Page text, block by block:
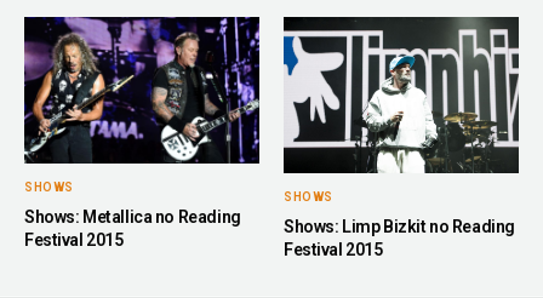
SHOWS
Shows: Metallica no Reading
Festival 2015
SHOWS
Shows: Limp Bizkit no Reading
Festival 2015